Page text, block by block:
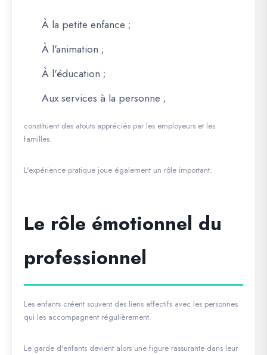
À la petite enfance ;
À l'animation ;
À l'éducation ;
Aux services à la personne ;
constituent des atouts appréciés par les employeurs et les
familles.
L'expérience pratique joue également un rôle important.
Le rôle émotionnel du
professionnel
Les enfants créent souvent des liens affectifs avec les personnes
qui les accompagnent régulièrement.
Le garde d'enfants devient alors une figure rassurante dans leur